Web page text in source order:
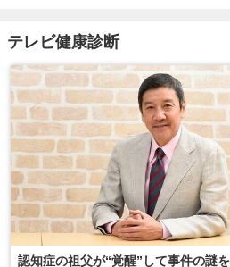
テレビ健康診断
認知症の祖父が“覚醒”して事件の謎